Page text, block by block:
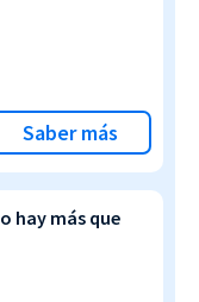
Saber más
hay más que